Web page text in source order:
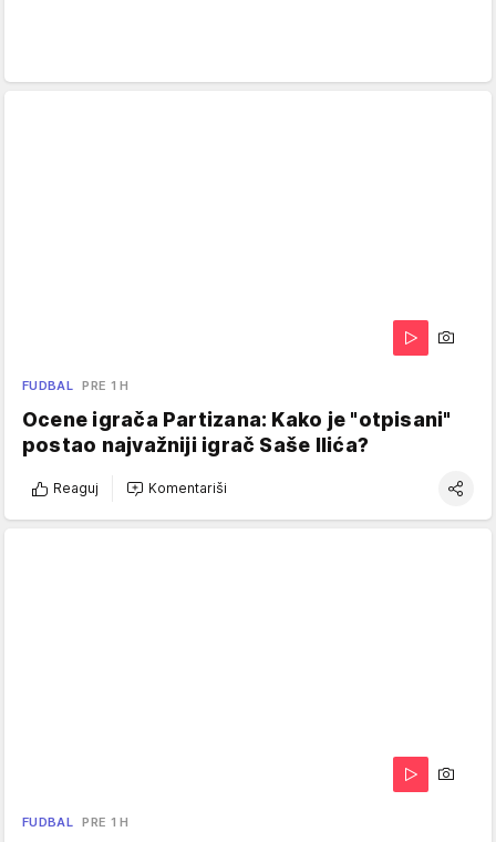
FUDBAL PRE 1 H
Ocene igrača Partizana: Kako je "otpisani"
postao najvažniji igrač Saše Ilića?
Reaguj Komentariši
FUDBAL PRE 1 H